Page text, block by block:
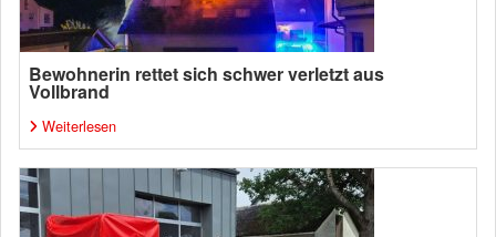
Bewohnerin rettet sich schwer verletzt aus
Vollbrand
Weiterlesen